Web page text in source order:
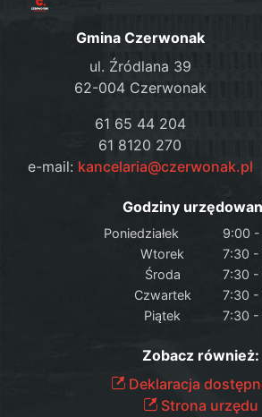
Gmina Czerwonak
ul. Źródlana 39
62-004 Czerwonak
61 65 44 204
61 8120 270
e-mail: kancelaria@czerwonak.pl
Godziny
Poniedziałek
9:00 -
Wtorek
7:30 -
Środa
7:30 -
Czwartek
7:30 -
Piątek
7:30 -
Zobacz również:
Deklaracja
Strona urzędu